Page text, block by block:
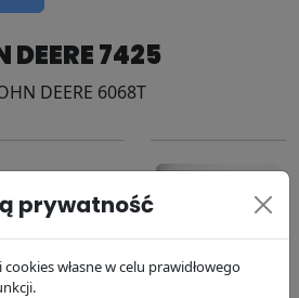
DEERE 7425
DEERE 6068T
paliwa
Filtr powietrza
prywatność
własne w celu prawidłowego